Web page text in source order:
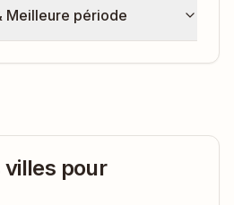
Meilleure période
pour